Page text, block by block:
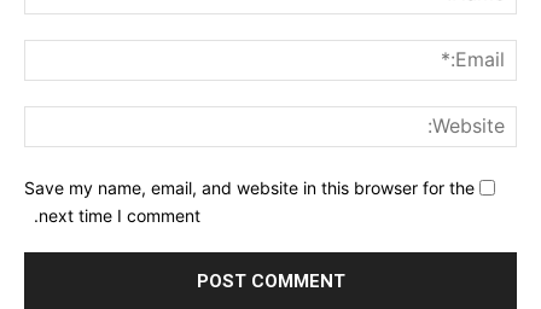
Save my name, email, and website in this browser for the
next time I comment.